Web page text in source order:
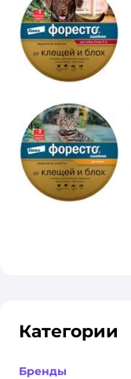
Категории
Бренды